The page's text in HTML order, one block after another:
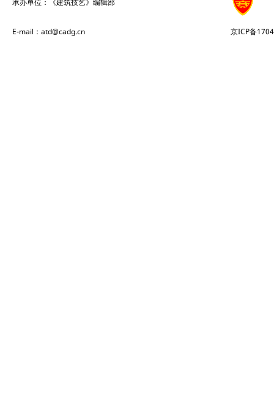
承办单位：《建筑技艺》编辑部
E-mail：atd@cadg.cn 京ICP备